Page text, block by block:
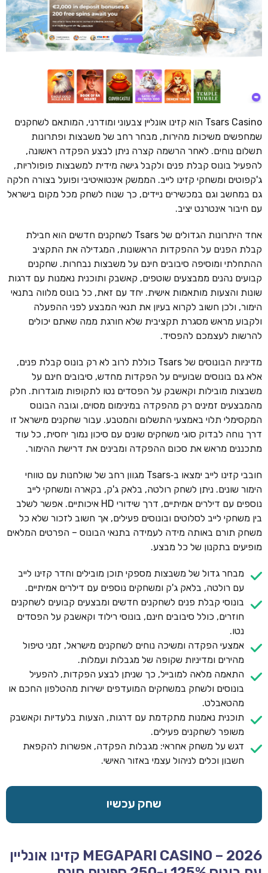
Tsars Casino הוא קזינו אונליין צבעוני ומודרני, המותאם לשחקנים
שמחפשים משיכות מהירות, מבחר רחב של משבצות ופתרונות
תשלום נוחים. לאחר הרשמה קצרה ניתן לבצע הפקדה ראשונה,
להפעיל בונוס קבלת פנים ולקבל גישה מידית למשבצות פופולריות,
ג'קפוטים ומשחקי קזינו לייב. הממשק אינטואיטיבי ופועל בצורה חלקה
גם במחשב וגם במכשירים ניידים, כך שנוח לשחק מכל מקום בישראל
עם חיבור אינטרנט יציב.
אחד היתרונות הגדולים של Tsars לשחקנים חדשים הוא חבילת
קבלת הפנים על ההפקדות הראשונות, המגדילה את התקציב
ההתחלתי ומוסיפה סיבובים חינם על משבצות נבחרות. שחקנים
קבועים נהנים ממבצעים שוטפים, קאשבק ותוכנית נאמנות עם דרגות
שונות והצעות מותאמות אישית. יחד עם זאת, כל בונוס מלווה בתנאי
הימור, ולכן חשוב לקרוא בעיון את תנאי המבצע לפני ההפעלה
ולקבוע מראש מסגרת תקציבית שלא חורגת ממה שאתם יכולים
להרשות לעצמכם להפסיד.
מדיניות הבונוסים של Tsars כוללת לרוב לא רק בונוס קבלת פנים,
אלא גם בונוסים שבועיים על הפקדות מחדש, סיבובים חינם על
משבצות מובילות וקאשבק על הפסדים נטו לתקופות מוגדרות. חלק
מהמבצעים זמינים רק מהפקדה במינימום מסוים, וגובה הבונוס
המקסימלי תלוי באמצעי התשלום והמטבע. עבור שחקנים מישראל זו
דרך נוחה לבדוק סוגי משחקים שונים עם סיכון נמוך יחסית, כל עוד
מתכננים מראש את סכום ההפקדה ומבינים את דרישת ההימור.
חובבי קזינו לייב ימצאו ב‑Tsars מגוון רחב של שולחנות עם טווחי
הימור שונים. ניתן לשחק רולטה, בלאק ג'ק, בקארה ומשחקי לייב
נוספים עם דילרים אמיתיים, דרך שידורי HD איכותיים. אפשר לשלב
בין משחקי לייב לסלוטים ובונוסים פעילים, אך חשוב לזכור שלא כל
משחק תורם באותה מידה לעמידה בתנאי הבונוס – הפרטים המלאים
מופיעים בתקנון של כל מבצע.
מבחר גדול של משבצות מספקי תוכן מובילים וחדר קזינו לייב
עם רולטה, בלאק ג'ק ומשחקים נוספים עם דילרים אמיתיים.
בונוסי קבלת פנים לשחקנים חדשים ומבצעים קבועים לשחקנים
חוזרים, כולל סיבובים חינם, בונוסי רילוד וקאשבק על הפסדים
נטו.
אמצעי הפקדה ומשיכה נוחים לשחקנים מישראל, זמני טיפול
מהירים ומדיניות שקופה של מגבלות ועמלות.
התאמה מלאה למובייל, כך שניתן לבצע הפקדות, להפעיל
בונוסים ולשחק במשחקים המועדפים ישירות מהטלפון החכם או
מהטאבלט.
תוכנית נאמנות מתקדמת עם דרגות, הצעות בלעדיות וקאשבק
משופר לשחקנים פעילים.
דגש על משחק אחראי: מגבלות הפקדה, אפשרות להקפאת
חשבון וכלים לניהול עצמי באזור האישי.
שחק עכשיו
MEGAPARI CASINO – 2026 קזינו אונליין